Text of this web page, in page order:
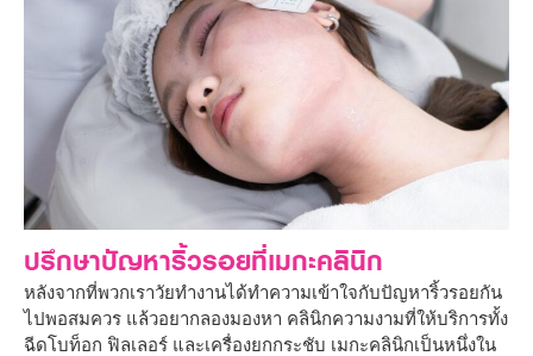
ปรึกษาปัญหาริ้วรอยที่เมกะคลินิก
หลังจากที่พวกเราวัยทำงานได้ทำความเข้าใจกับปัญหาริ้วรอยกัน
ไปพอสมควร แล้วอยากลองมองหา คลินิกความงามที่ให้บริการทั้ง
ฉีดโบท็อก ฟิลเลอร์ และเครื่องยกกระชับ เมกะคลินิกเป็นหนึ่งใน